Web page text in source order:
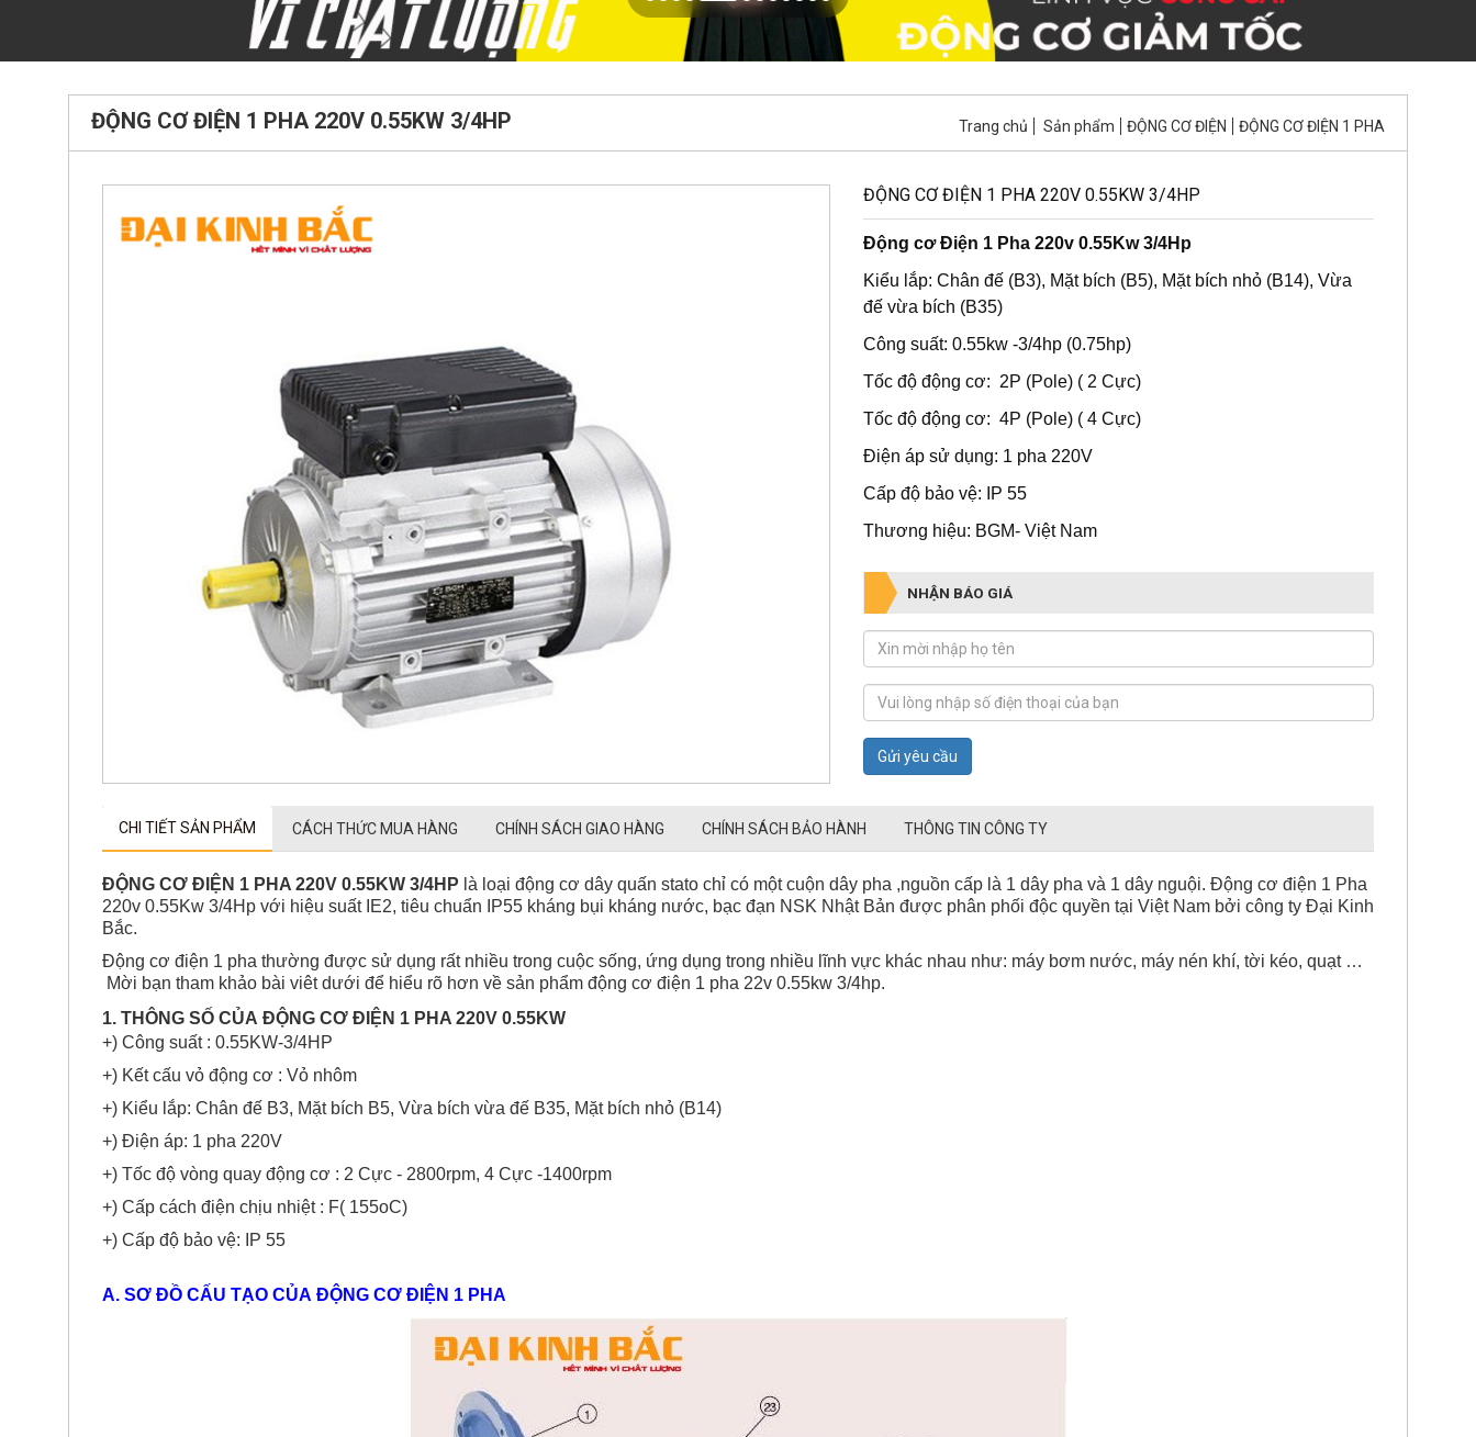
ĐỘNG CƠ ĐIỆN 1 PHA 220V 0.55KW 3/4HP Trang chủ Sản phẩm ĐỘNG CƠ ĐIỆN ĐỘNG CƠ ĐIỆN 1 PHA
ĐỘNG CƠ ĐIỆN 1 PHA 220V 0.55KW 3/4HP
Động cơ Điện 1 Pha 220v 0.55Kw 3/4Hp
Kiểu lắp: Chân đế (B3), Mặt bích (B5), Mặt bích nhỏ (B14), Vừa
đế vừa bích (B35)
Công suất: 0.55kw -3/4hp (0.75hp)
Tốc độ động cơ: 2P (Pole) ( 2 Cực)
Tốc độ động cơ: 4P (Pole) ( 4 Cực)
Điện áp sử dụng: 1 pha 220V
Cấp độ bảo vệ: IP 55
Thương hiệu: BGM- Việt Nam
NHẬN BÁO GIÁ
Gửi yêu cầu
CHI TIẾT SẢN PHẨM CÁCH THỨC MUA HÀNG CHÍNH SÁCH GIAO HÀNG CHÍNH SÁCH BẢO HÀNH THÔNG TIN CÔNG TY
ĐỘNG CƠ ĐIỆN 1 PHA 220V 0.55KW 3/4HP là loại động cơ dây quấn stato chỉ có một cuộn dây pha ,nguồn cấp là 1 dây pha và 1 dây nguội. Động cơ điện 1 Pha
220v 0.55Kw 3/4Hp với hiệu suất IE2, tiêu chuẩn IP55 kháng bụi kháng nước, bạc đạn NSK Nhật Bản được phân phối độc quyền tại Việt Nam bởi công ty Đại Kinh
Bắc.
Động cơ điện 1 pha thường được sử dụng rất nhiều trong cuộc sống, ứng dụng trong nhiều lĩnh vực khác nhau như: máy bơm nước, máy nén khí, tời kéo, quạt …
Mời bạn tham khảo bài viêt dưới để hiểu rõ hơn về sản phẩm động cơ điện 1 pha 22v 0.55kw 3/4hp.
1. THÔNG SỐ CỦA ĐỘNG CƠ ĐIỆN 1 PHA 220V 0.55KW
+) Công suất : 0.55KW-3/4HP
+) Kết cấu vỏ động cơ : Vỏ nhôm
+) Kiểu lắp: Chân đế B3, Mặt bích B5, Vừa bích vừa đế B35, Mặt bích nhỏ (B14)
+) Điện áp: 1 pha 220V
+) Tốc độ vòng quay động cơ : 2 Cực - 2800rpm, 4 Cực -1400rpm
+) Cấp cách điện chịu nhiệt : F( 155oC)
+) Cấp độ bảo vệ: IP 55
A. SƠ ĐỒ CẤU TẠO CỦA ĐỘNG CƠ ĐIỆN 1 PHA